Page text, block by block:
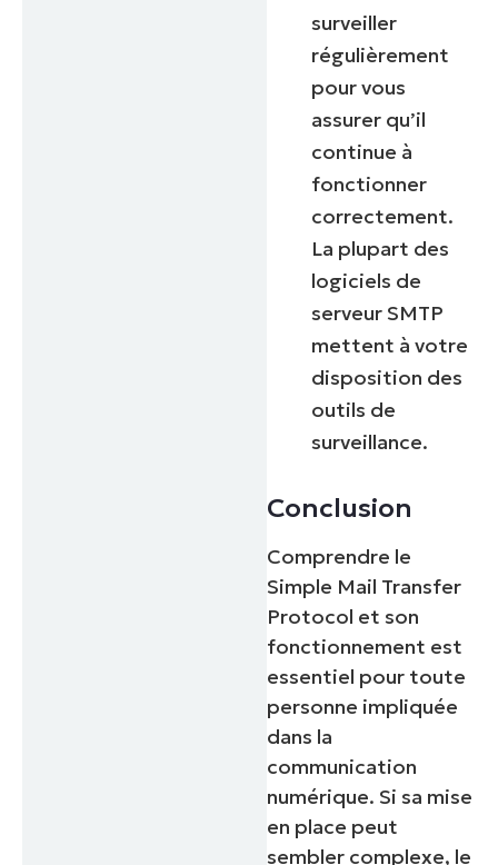
surveiller
régulièrement
pour vous
assurer qu’il
continue à
fonctionner
correctement.
La plupart des
logiciels de
serveur SMTP
mettent à votre
disposition des
outils de
surveillance.
Conclusion
Comprendre le
Simple Mail Transfer
Protocol et son
fonctionnement est
essentiel pour toute
personne impliquée
dans la
communication
numérique. Si sa mise
en place peut
sembler complexe, le